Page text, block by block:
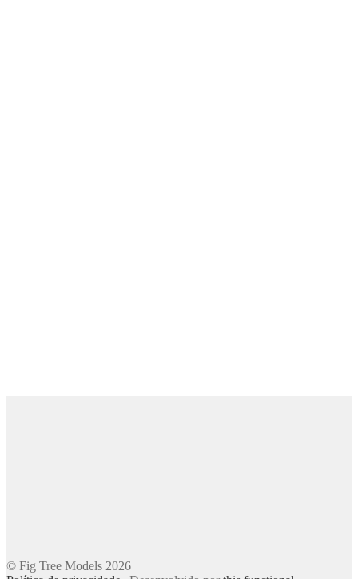
© Fig Tree Models 2026